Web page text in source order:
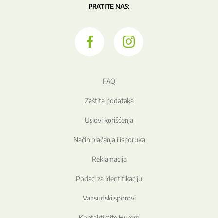
PRATITE NAS:
FAQ
Zaštita podataka
Uslovi korišćenja
Način plaćanja i isporuka
Reklamacija
Podaci za identifikaciju
Vansudski sporovi